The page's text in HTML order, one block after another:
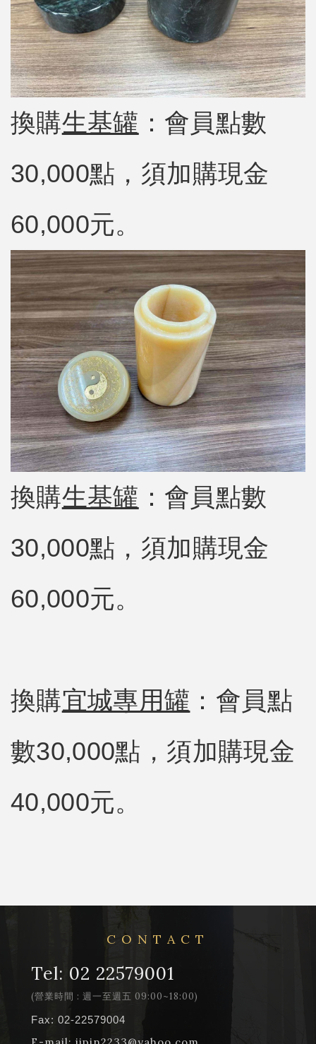
換購生基罐 ：會員點數
30,000點，須加購現金
60,000元。
換購生基罐 ：會員點數
30,000點，須加購現金
60,000元。
換購宜城專用罐 ：會員點
數30,000點，須加購現金
40,000元。
CONTACT
Tel: 02 22579001
(營業時間 : 週一至週五 09:00~18:00)
Fax: 02-22579004